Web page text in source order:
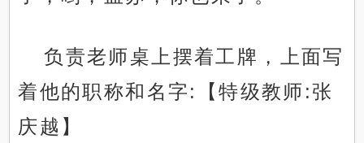
负责老师桌上摆着工牌，上面写
着他的职称和名字:【特级教师:张
庆越】